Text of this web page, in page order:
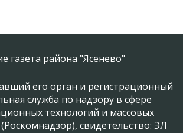
газета района "Ясенево"
его орган и регистрационный
служба по надзору в сфере
технологий и массовых
свидетельство: ЭЛ